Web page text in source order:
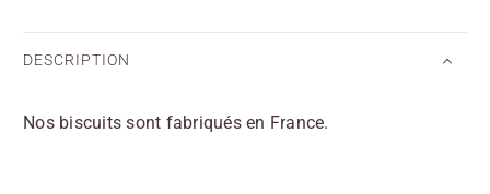
DESCRIPTION
Nos biscuits sont fabriqués en France.